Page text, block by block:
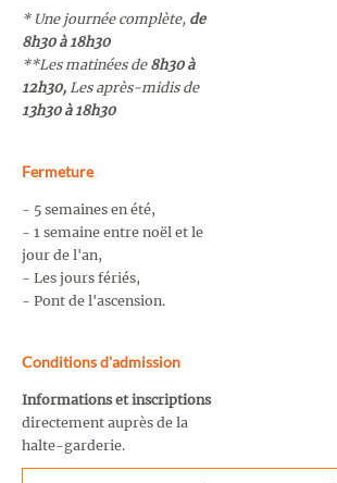
* Une journée complète, de
8h30 à 18h30
**Les matinées de8h30 à
12h30, Les après-midis de
13h30 à 18h30
Fermeture
- 5 semaines en été,
- 1 semaine entre noël et le
jour de l'an,
- Les jours fériés,
- Pont de l'ascension.
Conditions d'admission
Informations et inscriptions
directement auprès de la
halte-garderie.